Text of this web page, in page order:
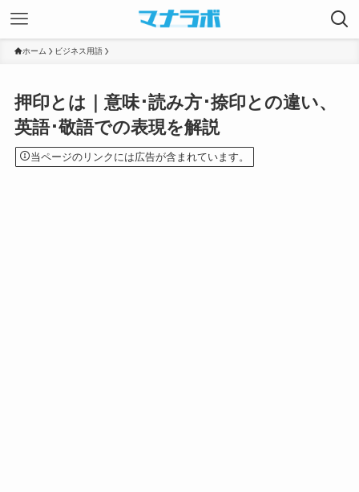
ホーム ビジネス用語
押印とは｜意味･読み方･捺印との違い、
英語･敬語での表現を解説
当ページのリンクには広告が含まれています。